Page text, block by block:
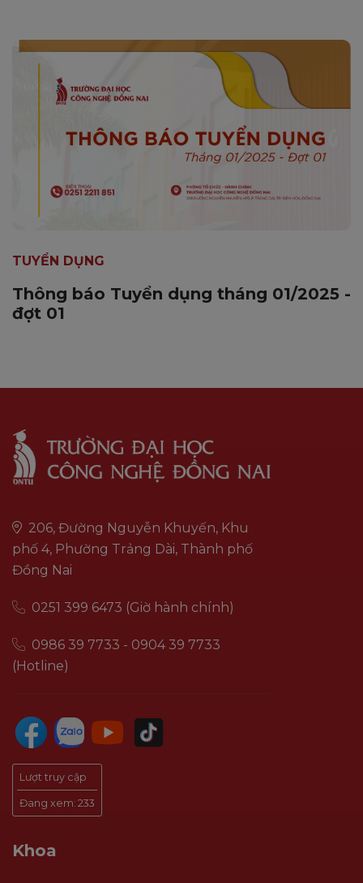
TUYỂN DỤNG
Thông báo Tuyển dụng tháng 01/2025 -
đợt 01
206, Đường Nguyễn Khuyến, Khu
phố 4, Phường Trảng Dài, Thành phố
Đồng Nai
0251 399 6473 (Giờ hành chính)
0986 39 7733 - 0904 39 7733
(Hotline)
Lượt truy cập
Đang xem: 233
Khoa